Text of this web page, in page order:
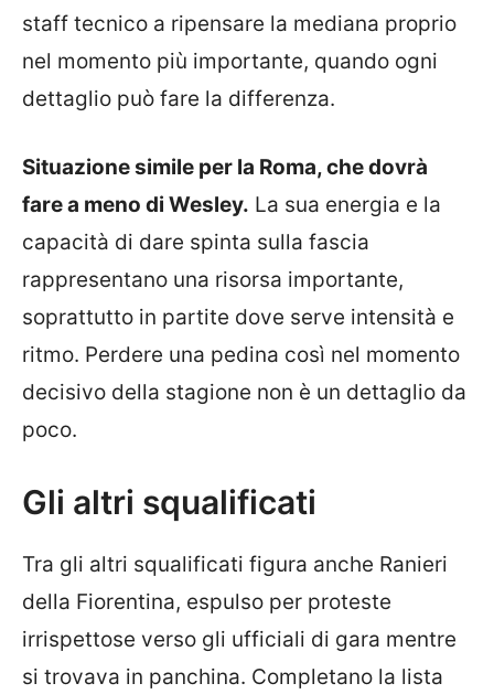
staff tecnico a ripensare la mediana proprio
nel momento più importante, quando ogni
dettaglio può fare la differenza.
Situazione simile per la Roma, che dovrà
fare a meno di Wesley. La sua energia e la
capacità di dare spinta sulla fascia
rappresentano una risorsa importante,
soprattutto in partite dove serve intensità e
ritmo. Perdere una pedina così nel momento
decisivo della stagione non è un dettaglio da
poco.
Gli altri squalificati
Tra gli altri squalificati figura anche Ranieri
della Fiorentina, espulso per proteste
irrispettose verso gli ufficiali di gara mentre
si trovava in panchina. Completano la lista